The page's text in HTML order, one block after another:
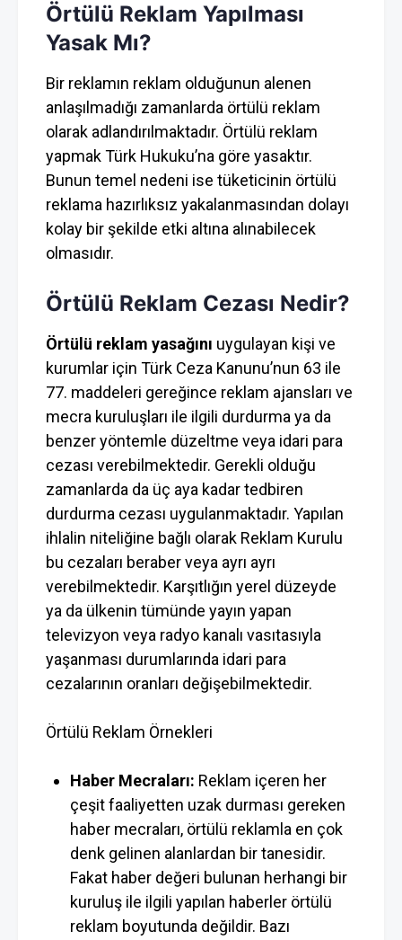
Örtülü Reklam Yapılması
Yasak Mı?
Bir reklamın reklam olduğunun alenen
anlaşılmadığı zamanlarda örtülü reklam
olarak adlandırılmaktadır. Örtülü reklam
yapmak Türk Hukuku’na göre yasaktır.
Bunun temel nedeni ise tüketicinin örtülü
reklama hazırlıksız yakalanmasından dolayı
kolay bir şekilde etki altına alınabilecek
olmasıdır.
Örtülü Reklam Cezası Nedir?
Örtülü reklam yasağını uygulayan kişi ve
kurumlar için Türk Ceza Kanunu’nun 63 ile
77. maddeleri gereğince reklam ajansları ve
mecra kuruluşları ile ilgili durdurma ya da
benzer yöntemle düzeltme veya idari para
cezası verebilmektedir. Gerekli olduğu
zamanlarda da üç aya kadar tedbiren
durdurma cezası uygulanmaktadır. Yapılan
ihlalin niteliğine bağlı olarak Reklam Kurulu
bu cezaları beraber veya ayrı ayrı
verebilmektedir. Karşıtlığın yerel düzeyde
ya da ülkenin tümünde yayın yapan
televizyon veya radyo kanalı vasıtasıyla
yaşanması durumlarında idari para
cezalarının oranları değişebilmektedir.
Örtülü Reklam Örnekleri
Haber Mecraları: Reklam içeren her
çeşit faaliyetten uzak durması gereken
haber mecraları, örtülü reklamla en çok
denk gelinen alanlardan bir tanesidir.
Fakat haber değeri bulunan herhangi bir
kuruluş ile ilgili yapılan haberler örtülü
reklam boyutunda değildir. Bazı